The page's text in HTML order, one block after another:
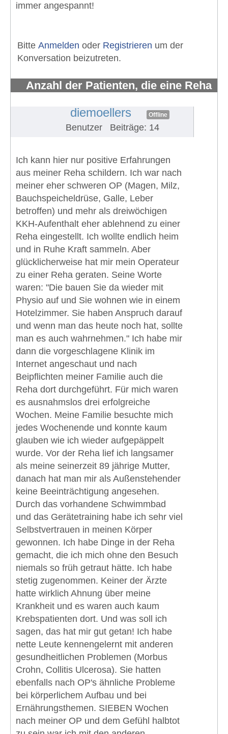
immer angespannt!
Bitte Anmelden oder Registrieren um der
Konversation beizutreten.
Anzahl der Patienten, die eine Reha
diemoellers Offline
Benutzer Beiträge: 14
Ich kann hier nur positive Erfahrungen
aus meiner Reha schildern. Ich war nach
meiner eher schweren OP (Magen, Milz,
Bauchspeicheldrüse, Galle, Leber
betroffen) und mehr als dreiwöchigen
KKH-Aufenthalt eher ablehnend zu einer
Reha eingestellt. Ich wollte endlich heim
und in Ruhe Kraft sammeln. Aber
glücklicherweise hat mir mein Operateur
zu einer Reha geraten. Seine Worte
waren: "Die bauen Sie da wieder mit
Physio auf und Sie wohnen wie in einem
Hotelzimmer. Sie haben Anspruch darauf
und wenn man das heute noch hat, sollte
man es auch wahrnehmen." Ich habe mir
dann die vorgeschlagene Klinik im
Internet angeschaut und nach
Beipflichten meiner Familie auch die
Reha dort durchgeführt. Für mich waren
es ausnahmslos drei erfolgreiche
Wochen. Meine Familie besuchte mich
jedes Wochenende und konnte kaum
glauben wie ich wieder aufgepäppelt
wurde. Vor der Reha lief ich langsamer
als meine seinerzeit 89 jährige Mutter,
danach hat man mir als Außenstehender
keine Beeinträchtigung angesehen.
Durch das vorhandene Schwimmbad
und das Gerätetraining habe ich sehr viel
Selbstvertrauen in meinen Körper
gewonnen. Ich habe Dinge in der Reha
gemacht, die ich mich ohne den Besuch
niemals so früh getraut hätte. Ich habe
stetig zugenommen. Keiner der Ärzte
hatte wirklich Ahnung über meine
Krankheit und es waren auch kaum
Krebspatienten dort. Und was soll ich
sagen, das hat mir gut getan! Ich habe
nette Leute kennengelernt mit anderen
gesundheitlichen Problemen (Morbus
Crohn, Collitis Ulcerosa). Sie hatten
ebenfalls nach OP's ähnliche Probleme
bei körperlichem Aufbau und bei
Ernährungsthemen. SIEBEN Wochen
nach meiner OP und dem Gefühl halbtot